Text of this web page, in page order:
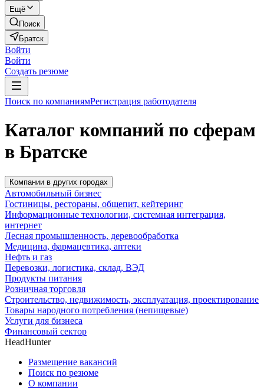
Ещё
Поиск
Братск
Войти
Войти
Создать резюме
Поиск по компаниямРегистрация работодателя
Каталог компаний по сферам
в Братске
Компании в других городах
Автомобильный бизнес
Гостиницы, рестораны, общепит, кейтеринг
Информационные технологии, системная интеграция,
интернет
Лесная промышленность, деревообработка
Медицина, фармацевтика, аптеки
Нефть и газ
Перевозки, логистика, склад, ВЭД
Продукты питания
Розничная торговля
Строительство, недвижимость, эксплуатация, проектирование
Товары народного потребления (непищевые)
Услуги для бизнеса
Финансовый сектор
HeadHunter
Размещение вакансий
Поиск по резюме
О компании